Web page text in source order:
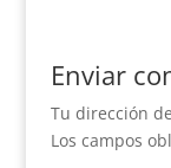
Enviar
Tu dirección
Los campos